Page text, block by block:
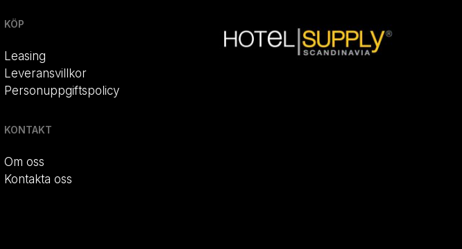
KÖP
Leasing
Leveransvillkor
Personuppgiftspolicy
KONTAKT
Om oss
Kontakta oss